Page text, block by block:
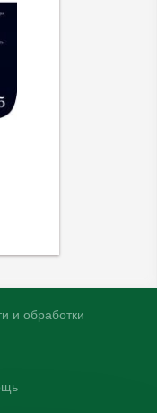
и обработки